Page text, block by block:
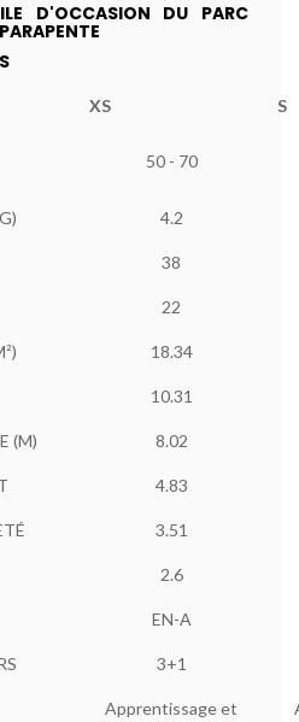
D'OCCASION DU PARC
XS S
50 - 70
4.2
38
22
18.34
10.31
(M) 8.02
4.83
3.51
2.6
EN-A
3+1
Apprentissage et